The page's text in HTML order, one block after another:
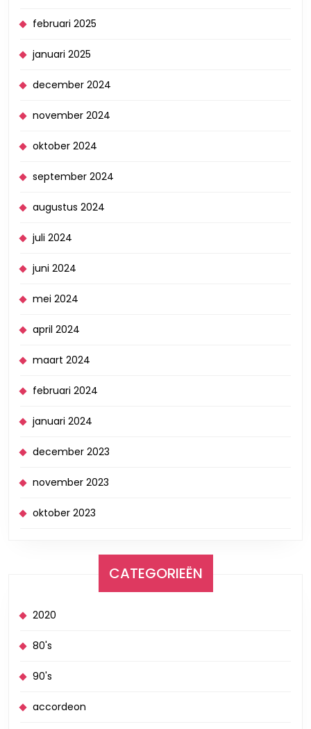
februari 2025
januari 2025
december 2024
november 2024
oktober 2024
september 2024
augustus 2024
juli 2024
juni 2024
mei 2024
april 2024
maart 2024
februari 2024
januari 2024
december 2023
november 2023
oktober 2023
CATEGORIEËN
2020
80's
90's
accordeon